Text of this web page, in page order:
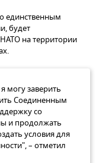
единственным
будет
на территории
могу заверить
Соединенным
со
и продолжать
условия для
– отметил